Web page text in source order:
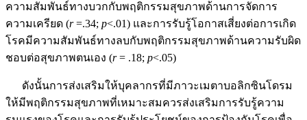
ความสัมพันธ์ทางบวกกับพฤติกรรมสุขภาพด้านการจัดการ
ความเครียด (r=.34; p<.01) และการรับรู้โอกาสเสี่ยงต่อการเกิด
โรคมีความสัมพันธ์ทางลบกับพฤติกรรมสุขภาพด้านความรับผิด
ชอบต่อสุขภาพตนเอง (r= .18; p<.05)
ดังนั้นการส่งเสริมให้บุคลากรที่มีภาวะเมตาบอลิกซินโดรม
ให้มีพฤติกรรมสุขภาพที่เหมาะสมควรส่งเสริมการรับรู้ความ